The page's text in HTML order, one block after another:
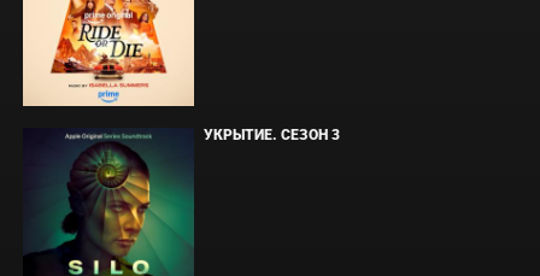
УКРЫТИЕ. СЕЗОН 3